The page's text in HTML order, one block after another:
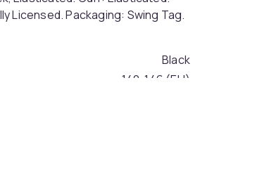
Licensed. Packaging: Swing Tag.
Black
140-146 (EU)